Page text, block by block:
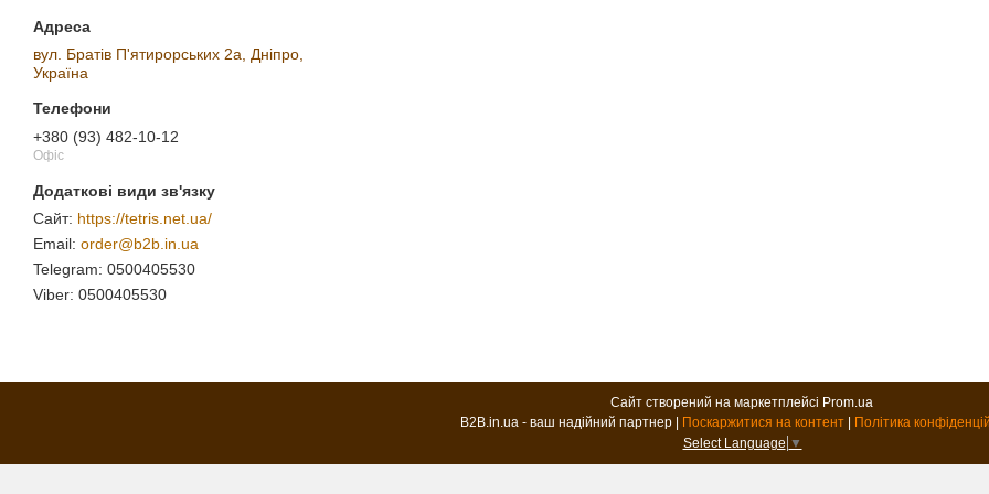
вул. Братів П'ятирорських 2а, Дніпро,
Україна
+380 (93) 482-10-12
Офіс
https://tetris.net.ua/
order@b2b.in.ua
0500405530
0500405530
Сайт створений на маркетплейсі Prom.ua
Поскаржитися на контент
Політика
Select Language ▼